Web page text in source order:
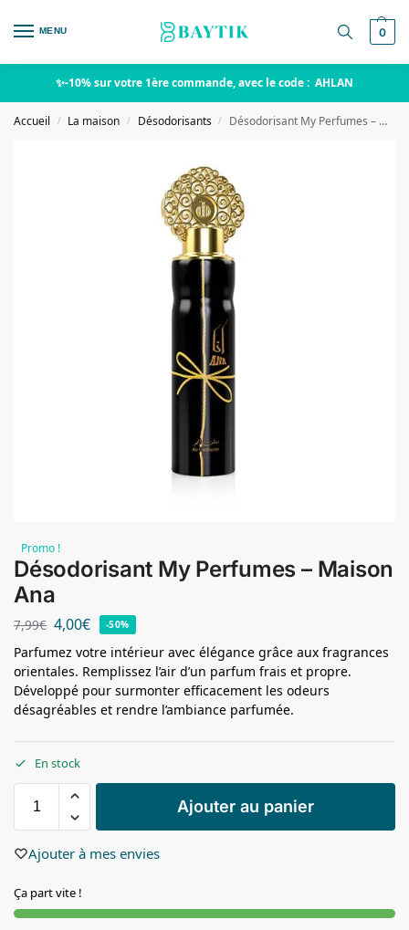
MENU 0
✨-10% sur votre 1ère commande, avec le code : AHLAN
Accueil / La maison / Désodorisants / Désodorisant My Perfumes – Maison Ana
Promo !
Désodorisant My Perfumes – Maison
Ana
7,99€ 4,00€ -50%
Parfumez votre intérieur avec élégance grâce aux fragrances
orientales. Remplissez l’air d’un parfum frais et propre.
Développé pour surmonter efficacement les odeurs
désagréables et rendre l’ambiance parfumée.
En stock
Ajouter au panier
Ajouter à mes envies
Ça part vite !